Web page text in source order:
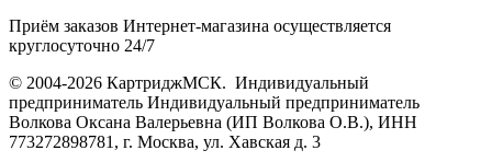
Приём заказов Интернет-магазина осуществляется
круглосуточно 24/7
© 2004-2026 КартриджМСК. Индивидуальный
предприниматель Индивидуальный предприниматель
Волкова Оксана Валерьевна (ИП Волкова О.В.), ИНН
773272898781, г. Москва, ул. Хавская д. 3